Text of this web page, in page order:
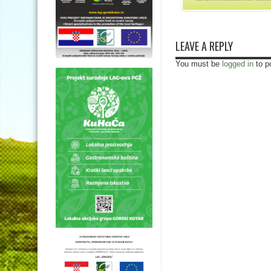
LEAVE A REPLY
You must be logged in to